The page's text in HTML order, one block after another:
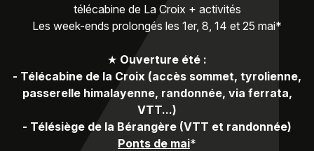
télécabine de La Croix + activités
Les week-ends prolongés les 1er, 8, 14 et 25 mai*
★ Ouverture été :
- Télécabine de la Croix (accès sommet, tyrolienne,
passerelle himalayenne, randonnée, via ferrata,
VTT...)
- Télésiège de la Bérangère (VTT et randonnée)
Ponts de mai*